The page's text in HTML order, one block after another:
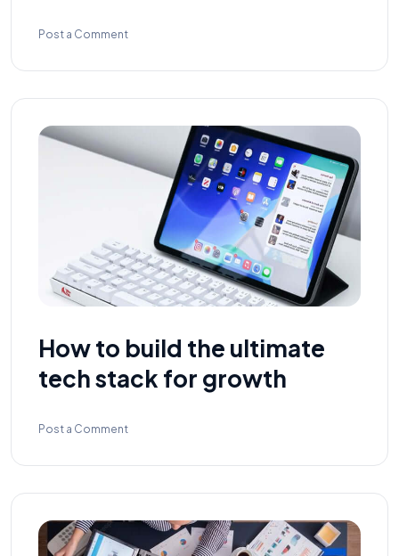
Post a Comment
How to build the ultimate
tech stack for growth
Post a Comment